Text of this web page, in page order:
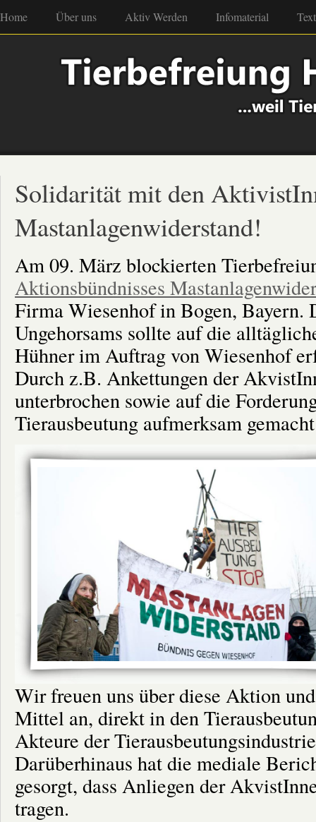
Home Über uns Aktiv Werden Infomaterial
Solidarität mit den
Mastanlagenwiderstand!
Am 09. März blockierten
Aktionsbündnisses
Firma Wiesenhof in Bogen,
Ungehorsams sollte auf die
Hühner im Auftrag von Wiesenhof
Durch z.B. Ankettungen der
unterbrochen sowie auf die
Tierausbeutung aufmerksam
Wir freuen uns über diese Aktion
Mittel an, direkt in den
Akteure der
Darüberhinaus hat die mediale
gesorgt, dass Anliegen der
tragen.